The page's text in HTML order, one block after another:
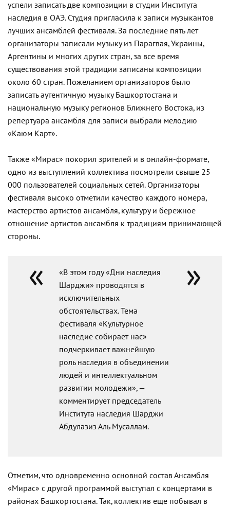
успели записать две композиции в студии Института
наследия в ОАЭ. Студия пригласила к записи музыкантов
лучших ансамблей фестиваля. За последние пять лет
организаторы записали музыку из Парагвая, Украины,
Аргентины и многих других стран, за все время
существования этой традиции записаны композиции
около 60 стран. Пожеланием организаторов было
записать аутентичную музыку Башкортостана и
национальную музыку регионов Ближнего Востока, из
репертуара ансамбля для записи выбрали мелодию
«Каюм Карт».
Также «Мирас» покорил зрителей и в онлайн-формате,
одно из выступлений коллектива посмотрели свыше 25
000 пользователей социальных сетей. Организаторы
фестиваля высоко отметили качество каждого номера,
мастерство артистов ансамбля, культуру и бережное
отношение артистов ансамбля к традициям принимающей
стороны.
«В этом году «Дни наследия
Шарджи» проводятся в
исключительных
обстоятельствах. Тема
фестиваля «Культурное
наследие собирает нас»
подчеркивает важнейшую
роль наследия в объединении
людей и интеллектуальном
развитии молодежи», —
комментирует председатель
Института наследия Шарджи
Абдулазиз Аль Мусаллам.
Отметим, что одновременно основной состав Ансамбля
«Мирас» с другой программой выступал с концертами в
районах Башкортостана. Так, коллектив еще побывал в